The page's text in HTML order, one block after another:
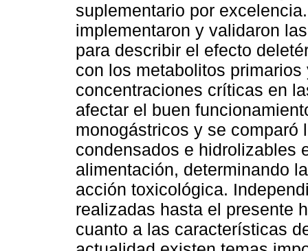
suplementario por
implementaron y validaron
para describir el efecto
con los metabolitos
concentraciones críticas en
afectar el buen
monogástricos y se comparó
condensados e hidrolizables
alimentación, determinando
acción toxicológica.
realizadas hasta el presente
cuanto a las características